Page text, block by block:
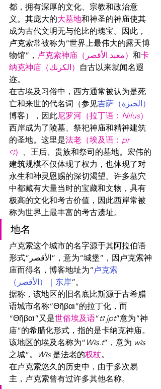
都，拥有深厚的文化、宗教和政治意
义。其庞大的大墓地和神圣的神庙使其
成为古代文明无与伦比的瑰宝。因此，
卢克索常被称为“世界上最伟大的露天博
物馆”，
卢克索神庙（معبد الأقصر） 和卡
纳克神庙（الكرنك）
自古以来就闻名遐
迩。
在古埃及习俗中，西方通常被认为是死
亡和来世的代名词（参见
吉萨（الجيزة）
博客），因此尼罗河（拉丁语： Nilus）
西岸成为了陵墓、祭祀神庙和精神建筑
的圣地。这里是法老（埃及语： pr
ꜥꜣ）
、王后、贵族和祭司的墓地。宏伟的
建筑规模不仅体现了权力，也体现了对
永生和神灵恩赐的深切渴望。许多墓穴
中都藏有大量当时的宝藏和文物，具有
极高的文化和考古价值，因此西岸常被
称为世界上最丰富的考古遗址。
地名
卢克索这个城市的名字源于其阿拉伯语
形式“الأقصر”，意为“城堡”，因卢克索神
庙而得名，博客地址为“卢克索
（الأقصر）｜东岸”。
据称，该地区的旧名底比斯源于古希腊
语城市名称“Θῆβαι”的拉丁化，而
“Θῆβαι”又是世俗埃及语“tꜣ jpt”意为“神
庙”的希腊化形式，指的是卡纳克神庙。
该地区的埃及名称为“ Wꜣs.t”，意为 wꜣs
之城”。
Wꜣs 是法老的权杖。
在卢克索悠久的历史中，由于多次易
主，卢克索曾有过许多其他名称。